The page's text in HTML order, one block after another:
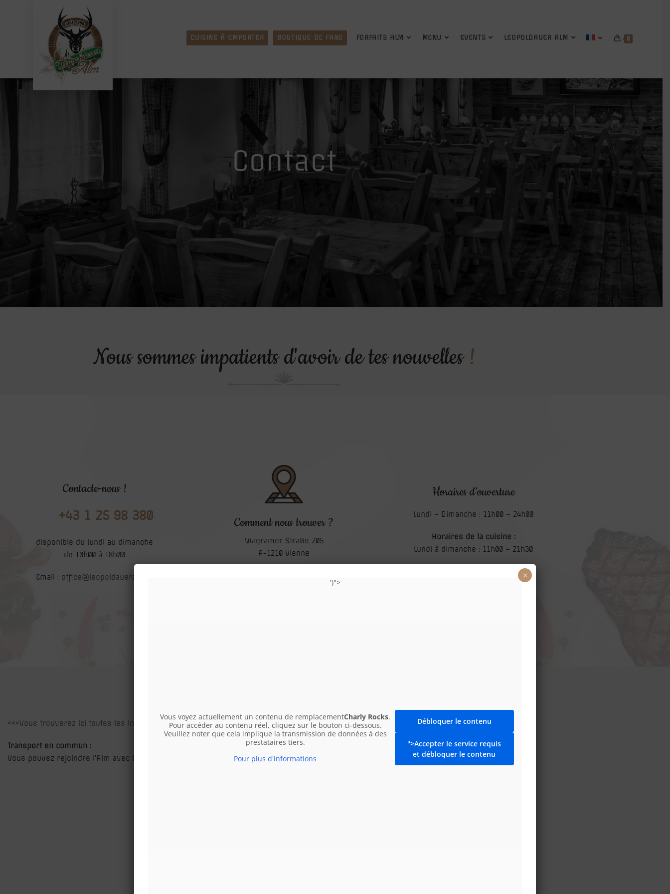
CUISINE À EMPORTER BOUTIQUE DE FANS FORFAITS ALM MENU EVENTS LEOPOLDAUER ALM 0
Contact
Nous sommes impatients d'avoir de tes nouvelles !
Contacte-nous !
+43 1 25 98 380
disponible du lundi au dimanche
de 10h00 à 18h00
Email : office@leopoldaueralm.at
Comment nous trouver ?
Wagramer Straße 205
A-1210 Vienne
Horaires d’ouverture
Lundi – Dimanche : 11h00 – 24h00
Horaires de la cuisine :
Lundi à dimanche : 11h00 – 21h30
(dernière commande à 21h15)
<<<Vous trouverez ici toutes les informations sur le stationnement>>>
Transport en commun :
Vous pouvez rejoindre l’Alm avec la
')">
Vous voyez actuellement un contenu de remplacementCharly Rocks.
Pour accéder au contenu réel, cliquez sur le bouton ci-dessous.
Veuillez noter que cela implique la transmission de données à des
prestataires tiers.
Pour plus d'informations
Débloquer le contenu
">Accepter le service requis
et débloquer le contenu
×